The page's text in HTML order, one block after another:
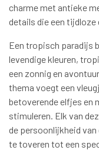
charme met antieke
details die een
Een tropisch paradijs
levendige kleuren,
een zonnig en
thema voegt een
betoverende elfjes en
stimuleren. Elk van
de persoonlijkheid van
te toveren tot een